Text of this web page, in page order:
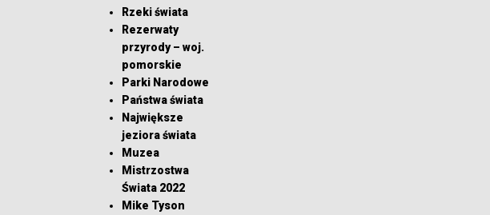
Rzeki świata
Rezerwaty
przyrody – woj.
pomorskie
Parki Narodowe
Państwa świata
Największe
jeziora świata
Muzea
Mistrzostwa
Świata 2022
Mike Tyson